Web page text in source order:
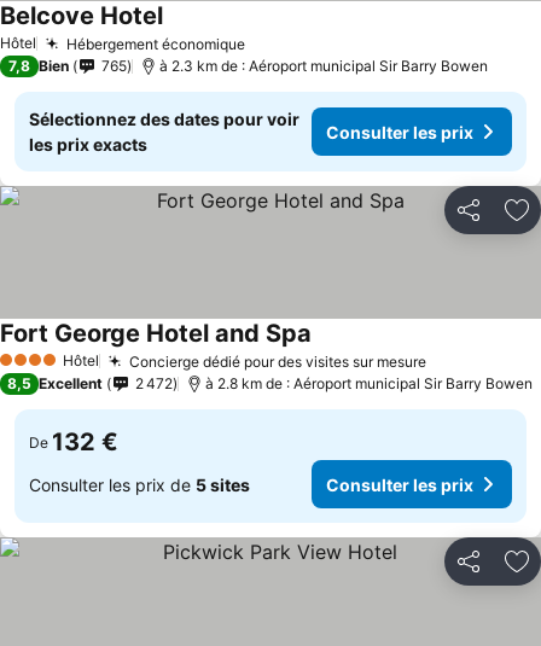
Hôtel Hébergement économique
Belcove Hotel
7,8 Bien 765 à 2.3 km de : Aéroport municipal Sir Barry Bowen
Sélectionnez des dates pour voir
les prix exacts
Consulter les prix
Partager
4 Étoiles Hôtel Concierge dédié pour des visites sur mesure
Fort George Hotel and Spa
8,5 Excellent 2 472 à 2.8 km de : Aéroport municipal Sir Barry Bowen
De 132 €
Consulter les prix de 5 sites Consulter les prix
Partager